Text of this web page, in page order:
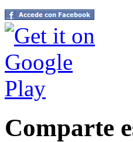
Comparte